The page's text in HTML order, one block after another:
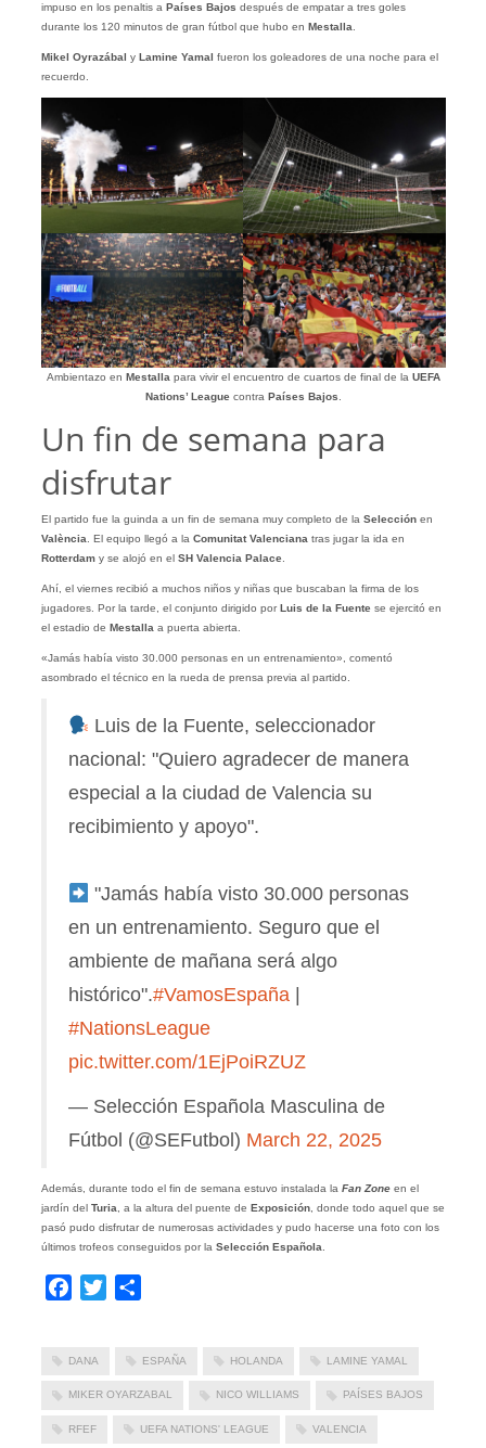
impuso en los penaltis a Países Bajos después de empatar a tres goles
durante los 120 minutos de gran fútbol que hubo en Mestalla.
Mikel Oyrazábal y Lamine Yamal fueron los goleadores de una noche para el
recuerdo.
Ambientazo en Mestalla para vivir el encuentro de cuartos de final de la UEFA
Nations’ Leaguecontra Países Bajos
Un fin de semana para
disfrutar
El partido fue la guinda a un fin de semana muy completo de la Selecciónen
València . El equipo llegó a la Comunitat Valenciana tras jugar la ida en
Rotterdamy se alojó en el SH Valencia Palace.
Ahí, el viernes recibió a muchos niños y niñas que buscaban la firma de los
jugadores. Por la tarde, el conjunto dirigido porLuis de la Fuentese ejercitó en
el estadio de Mestalla a puerta abierta.
«Jamás había visto 30.000 personas en un entrenamiento», comentó
asombrado el técnico en la rueda de prensa previa al partido.
Luis de la Fuente, seleccionador
nacional: "Quiero agradecer de manera
especial a la ciudad de Valencia su
recibimiento y apoyo".
"Jamás había visto 30.000 personas
en un entrenamiento. Seguro que el
ambiente de mañana será algo
histórico".#VamosEspaña |
#NationsLeague
pic.twitter.com/1EjPoiRZUZ
— Selección Española Masculina de
Fútbol (@SEFutbol) March 22, 2025
Además, durante todo el fin de semana estuvo instalada la Fan Zoneen el
jardín del Turia , a la altura del puente de Exposición, donde todo aquel que se
pasó pudo disfrutar de numerosas actividades y pudo hacerse una foto con los
últimos trofeos conseguidos por la Selección Española
Facebook
Twitter
DANA ESPAÑA HOLANDA LAMINE YAMAL
MIKER OYARZABAL NICO WILLIAMS PAÍSES BAJOS
RFEF UEFA NATIONS' LEAGUE VALENCIA